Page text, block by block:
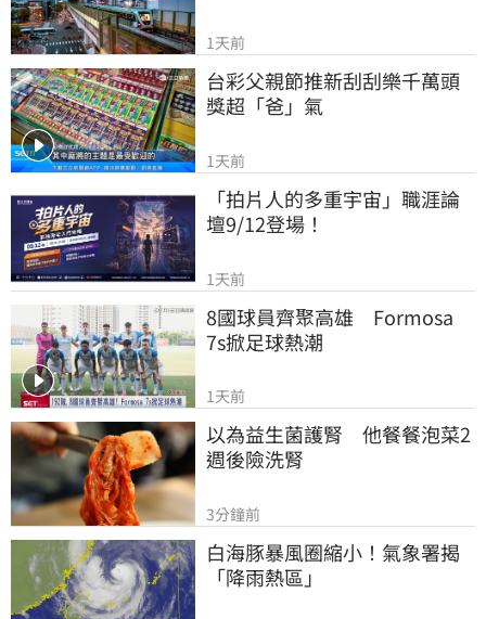
1天前
台彩父親節推新刮刮樂千萬頭
獎超「爸」氣
1天前
「拍片人的多重宇宙」職涯論
壇9/12登場！
1天前
8國球員齊聚高雄　Formosa
7s掀足球熱潮
1天前
以為益生菌護腎　他餐餐泡菜2
週後險洗腎
3分鐘前
白海豚暴風圈縮小！氣象署揭
「降雨熱區」